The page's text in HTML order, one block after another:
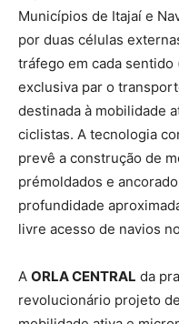
Municípios de Itajaí e
por duas células
tráfego em cada sentido
exclusiva par o
destinada à mobilidade
ciclistas. A tecnologia
prevê a construção de
prémoldados e
profundidade
livre acesso de navios
A ORLA CENTRAL da
revolucionário projeto